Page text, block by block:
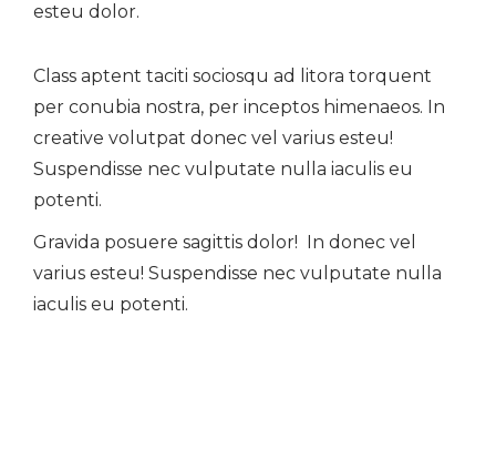
esteu dolor.
Class aptent taciti sociosqu ad litora torquent
per conubia nostra, per inceptos himenaeos. In
creative volutpat donec vel varius esteu!
Suspendisse nec vulputate nulla iaculis eu
potenti.
Gravida posuere sagittis dolor! In donec vel
varius esteu! Suspendisse nec vulputate nulla
iaculis eu potenti.